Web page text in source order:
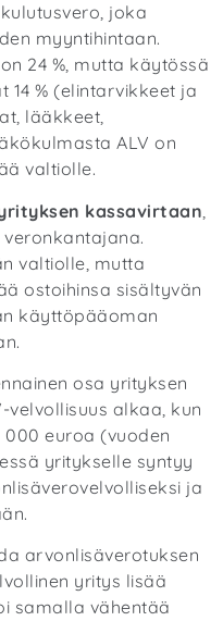
joka
myyntihintaan.
24 %, mutta käytössä
14 % (elintarvikkeet ja
lääkkeet,
ALV on
valtiolle.
kassavirtaan
valtiolle, mutta
ostoihinsa sisältyvän
käyttöpääoman
osa yrityksen
velvollisuus alkaa, kun
euroa (vuoden
yritykselle syntyy
ja
arvonlisäverotuksen
yritys lisää
samalla vähentää